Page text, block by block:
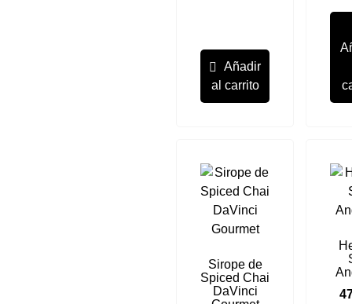
Añadir
al carrito
Sirope de
Spiced Chai
DaVinci